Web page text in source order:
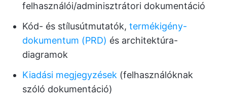
felhasználói/adminisztrátori dokumentáció
Kód- és stílusútmutatók, termékigény-
dokumentum (PRD) és architektúra-
diagramok
Kiadási megjegyzések (felhasználóknak
szóló dokumentáció)